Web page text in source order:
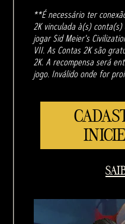
**É necessário ter
2K vinculada à(s)
jogar Sid Meier's
VII. As Contas 2K são
2K. A recompensa será
jogo. Inválido onde for